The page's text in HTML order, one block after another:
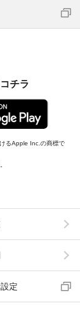
チラ
るApple Inc.の商標で
定